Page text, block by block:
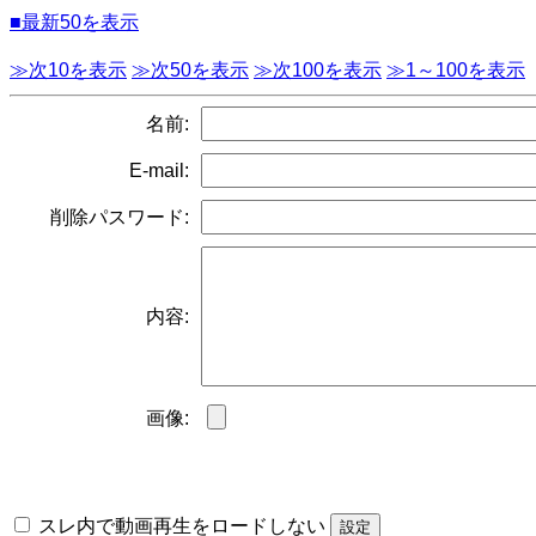
■最新50を表示
≫次10を表示 ≫次50を表示 ≫次100を表示 ≫1～100を表示
名前:
E-mail:
削除パスワード:
内容:
画像:
スレ内で動画再生をロードしない